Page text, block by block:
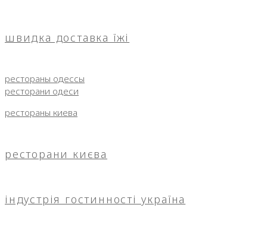
швидка доставка їжі
рестораны одессы
ресторани одеси
рестораны киева
ресторани києва
індустрія гостинності україна